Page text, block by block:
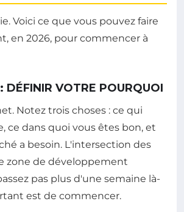
Voici ce que vous pouvez faire
en 2026, pour commencer à
DÉFINIR VOTRE POURQUOI
Notez trois choses : ce qui
ce dans quoi vous êtes bon, et
a besoin. L'intersection des
zone de développement
pas plus d'une semaine là-
est de commencer.